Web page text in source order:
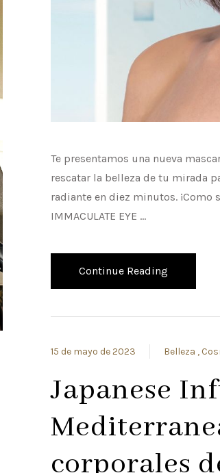
Te presentamos una nueva
rescatar la belleza de tu mirada
radiante en diez minutos.
IMMACULATE EYE …
Continue Reading
15 de mayo de 2023 Belleza
Japanese
corporales